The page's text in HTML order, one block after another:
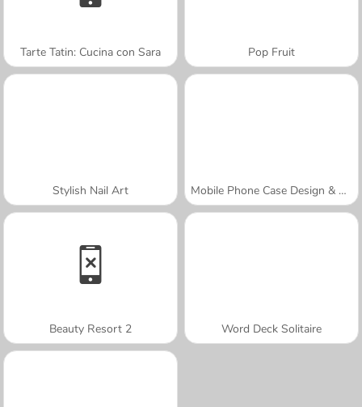
Tarte Tatin: Cucina con Sara Pop Fruit
Stylish Nail Art Mobile Phone Case Design & DIY
Beauty Resort 2 Word Deck Solitaire